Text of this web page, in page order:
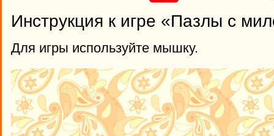
Инструкция к игре «Пазлы с
Для игры используйте мышку.